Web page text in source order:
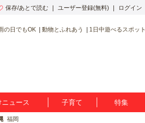
保存/あとで読む ユーザー登録(無料) ログイン
の日でもOK 動物とふれあう 1日中遊べるスポット
ュース 子育て 特集
福岡